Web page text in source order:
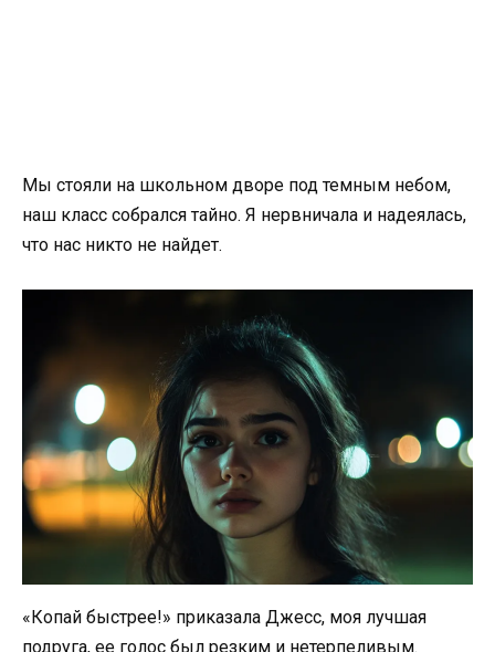
Мы стояли на школьном дворе под темным небом,
наш класс собрался тайно. Я нервничала и надеялась,
что нас никто не найдет.
«Копай быстрее!» приказала Джесс, моя лучшая
подруга, ее голос был резким и нетерпеливым.